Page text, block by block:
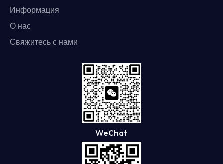
Информация
О нас
Свяжитесь с нами
WeChat